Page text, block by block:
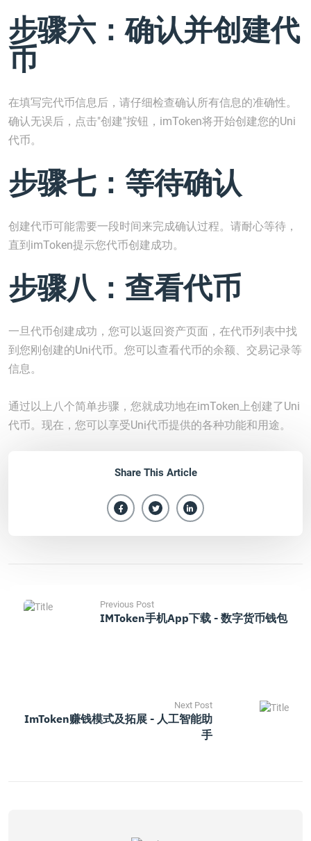
步骤六：确认并创建代
币
在填写完代币信息后，请仔细检查确认所有信息的准确性。
确认无误后，点击"创建"按钮，imToken将开始创建您的Uni
代币。
步骤七：等待确认
创建代币可能需要一段时间来完成确认过程。请耐心等待，
直到imToken提示您代币创建成功。
步骤八：查看代币
一旦代币创建成功，您可以返回资产页面，在代币列表中找
到您刚创建的Uni代币。您可以查看代币的余额、交易记录等
信息。
通过以上八个简单步骤，您就成功地在imToken上创建了Uni
代币。现在，您可以享受Uni代币提供的各种功能和用途。
Share This Article
Previous Post
IMToken手机App下载 - 数字货币钱包
Next Post
ImToken赚钱模式及拓展 - 人工智能助
手